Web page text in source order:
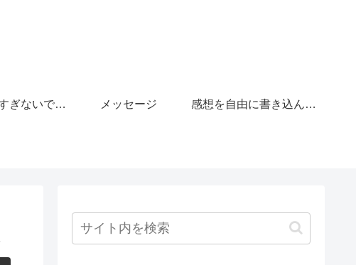
「がんばりすぎないで」の広場 メッセージ 感想を自由に書き込んで下さい。